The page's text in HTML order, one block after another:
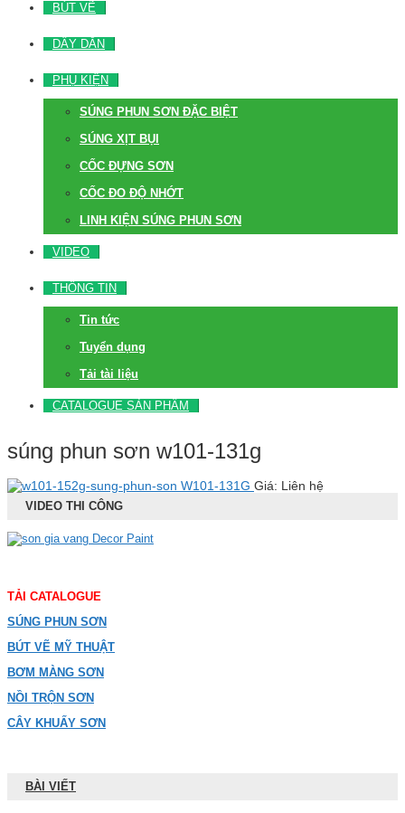
BÚT VẼ
DÂY DẪN
PHỤ KIỆN
SÚNG PHUN SƠN ĐẶC BIỆT
SÚNG XỊT BỤI
CỐC ĐỰNG SƠN
CỐC ĐO ĐỘ NHỚT
LINH KIỆN SÚNG PHUN SƠN
VIDEO
THÔNG TIN
Tin tức
Tuyển dụng
Tải tài liệu
CATALOGUE SẢN PHẨM
súng phun sơn w101-131g
W101-131G Giá: Liên hệ
VIDEO THI CÔNG
TẢI CATALOGUE
SÚNG PHUN SƠN
BÚT VẼ MỸ THUẬT
BƠM MÀNG SƠN
NỒI TRỘN SƠN
CÂY KHUẤY SƠN
BÀI VIẾT